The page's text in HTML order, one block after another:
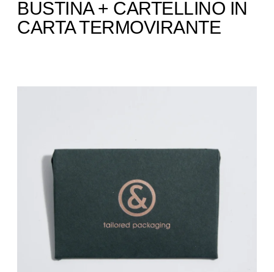
BUSTINA + CARTELLINO IN
CARTA TERMOVIRANTE